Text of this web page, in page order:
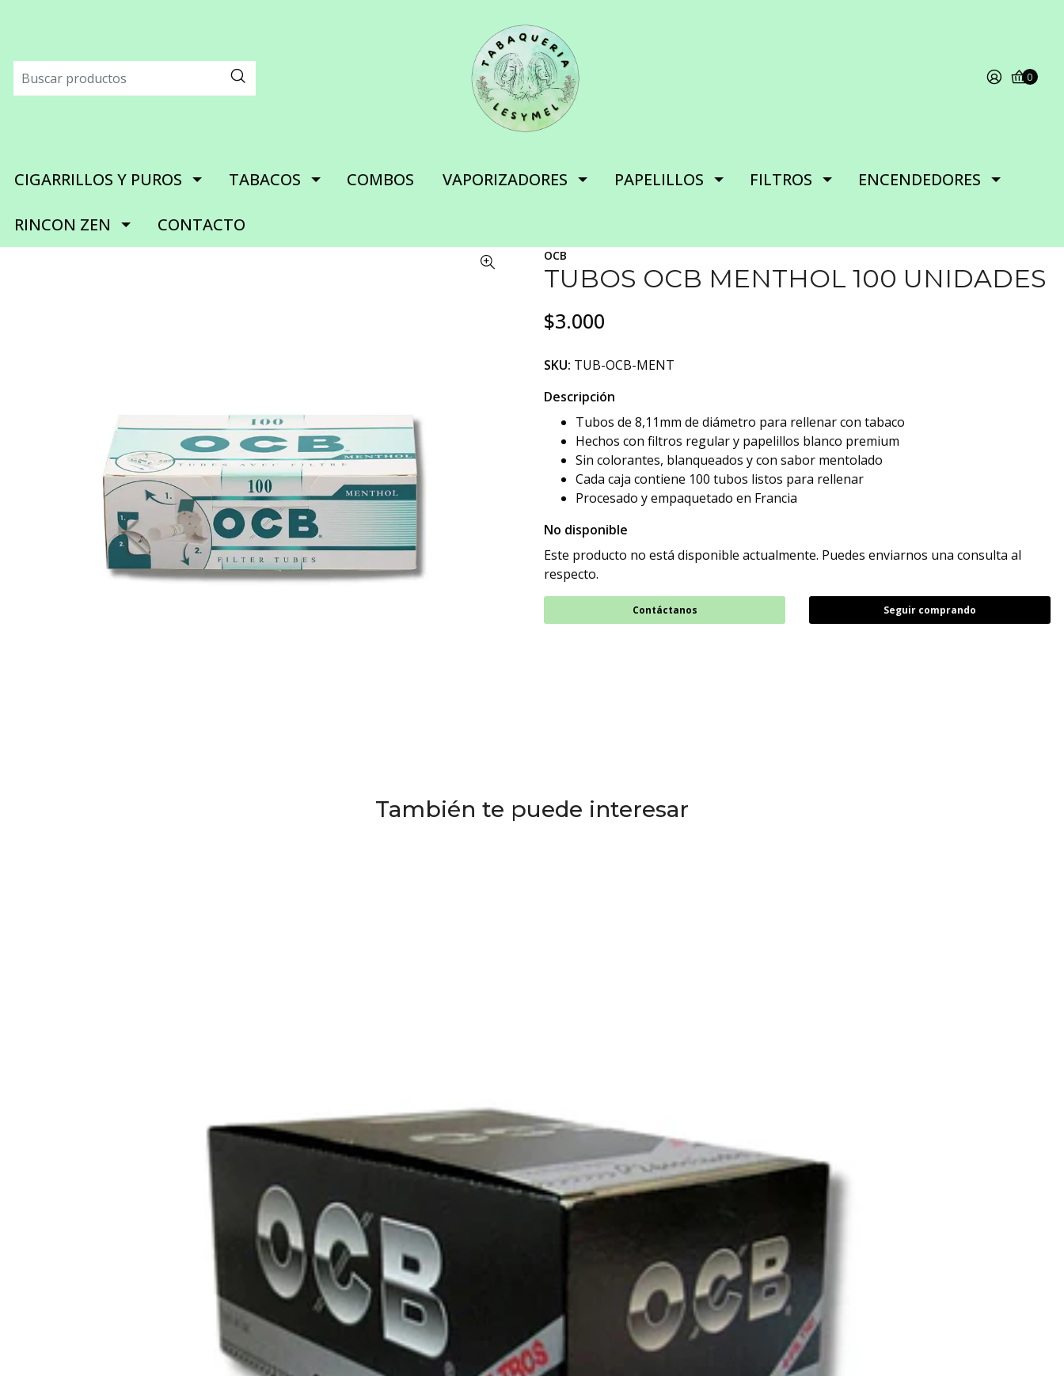
0
CIGARRILLOS Y PUROS TABACOS COMBOS VAPORIZADORES PAPELILLOS FILTROS ENCENDEDORES
RINCON ZEN CONTACTO
OCB
TUBOS OCB MENTHOL 100 UNIDADES
$3.000
SKU: TUB-OCB-MENT
Descripción
Tubos de 8,11mm de diámetro para rellenar con tabaco
Hechos con filtros regular y papelillos blanco premium
Sin colorantes, blanqueados y con sabor mentolado
Cada caja contiene 100 tubos listos para rellenar
Procesado y empaquetado en Francia
No disponible
Este producto no está disponible actualmente. Puedes enviarnos una consulta al
respecto.
Contáctanos Seguir comprando
También te puede interesar